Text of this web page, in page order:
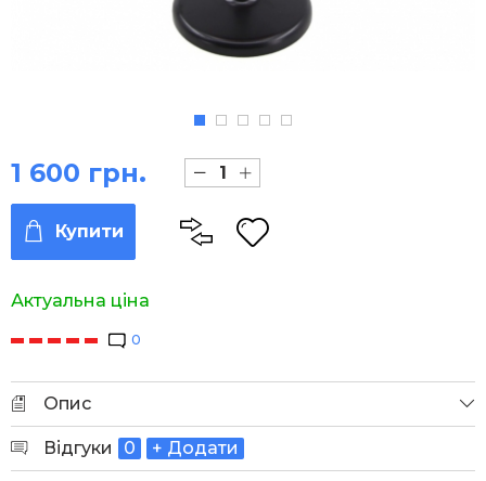
Актуальна ціна
1 600 грн.
Купити
0
Опис
Відгуки 0 + Додати